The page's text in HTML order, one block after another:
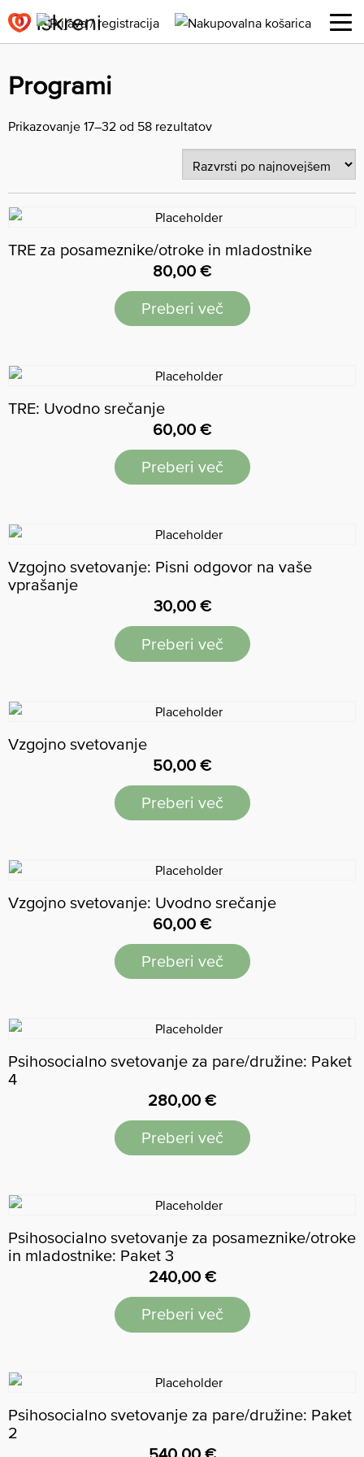
Programi
Prikazovanje 17–32 od 58 rezultatov
TRE za posameznike/otroke in mladostnike
80,00 €
Preberi več
TRE: Uvodno srečanje
60,00 €
Preberi več
Vzgojno svetovanje: Pisni odgovor na vaše
vprašanje
30,00 €
Preberi več
Vzgojno svetovanje
50,00 €
Preberi več
Vzgojno svetovanje: Uvodno srečanje
60,00 €
Preberi več
Psihosocialno svetovanje za pare/družine: Paket
4
280,00 €
Preberi več
Psihosocialno svetovanje za posameznike/otroke
in mladostnike: Paket 3
240,00 €
Preberi več
Psihosocialno svetovanje za pare/družine: Paket
2
540,00 €